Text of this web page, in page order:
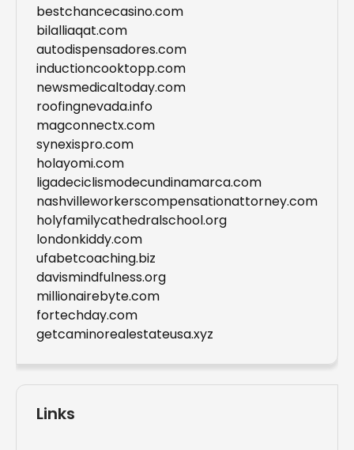
bestchancecasino.com
bilalliaqat.com
autodispensadores.com
inductioncooktopp.com
newsmedicaltoday.com
roofingnevada.info
magconnectx.com
synexispro.com
holayomi.com
ligadeciclismodecundinamarca.com
nashvilleworkerscompensationattorney.com
holyfamilycathedralschool.org
londonkiddy.com
ufabetcoaching.biz
davismindfulness.org
millionairebyte.com
fortechday.com
getcaminorealestateusa.xyz
Links